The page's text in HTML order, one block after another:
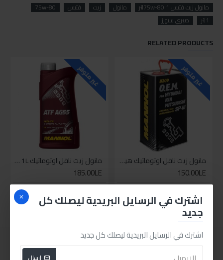
اشترك في الرسايل البريدية ليصلك كل
جديد
اشترك في الرسايل البريدية ليصلك كل جديد
مانول زيت فتيس 75w-80 1لتر
مانول زيت فتيس
75w-80
1لتر
صبري ستورز
RELATED PRODUCTS
غير متوفر
مانول زيت ناقل اوتوماتيك هيونداي وكيا وميتسوبيشي ATF SP-III
150.00LE
غير متوفر
مانول زيت ناقل اوتوماتيك ATF AG55 1L
185.00LE